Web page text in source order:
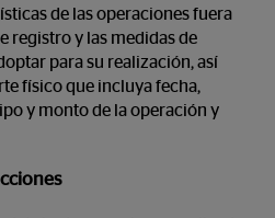
de las operaciones fuera
registro y las medidas de
para su realización, así
físico que incluya fecha,
y monto de la operación y